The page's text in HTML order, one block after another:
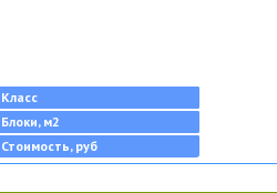
Класс
Блоки, м2
Стоимость, руб